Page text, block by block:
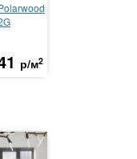
р/м2